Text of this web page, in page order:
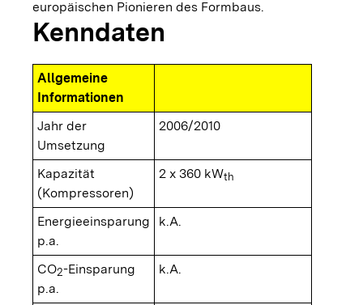
europäischen Pionieren des Formbaus.
Kenndaten
Allgemeine
Informationen
Jahr der
Umsetzung
2006/2010
Kapazität
(Kompressoren)
2 x 360 kWth
Energieeinsparung
p.a.
k.A.
CO2-Einsparung
p.a.
k.A.